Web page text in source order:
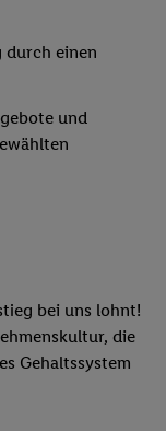
einen
und
bei uns lohnt!
die
Gehaltssystem